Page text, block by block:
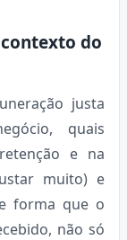
do
justa
quais
e na
muito) e
forma que o
não só